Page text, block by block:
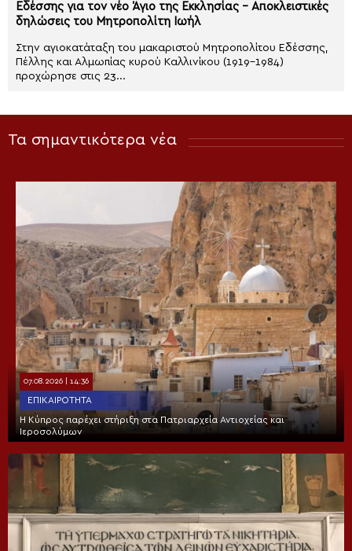
Εδέσσης για τον νέο Άγιο της Εκκλησίας – Αποκλειστικές
δηλώσεις του Μητροπολίτη Ιωήλ
Στην αγιοκατάταξη του μακαριστού Μητροπολίτου Εδέσσης,
Πέλλης και Αλμωπίας κυρού Καλλινίκου (1919-1984)
προχώρησε στις 23...
Τα σημαντικότερα νέα
07.08.2026 | 14:36
ΕΠΙΚΑΙΡΌΤΗΤΑ
Η Κύπρος παρέχει στήριξη στα Πατριαρχεία Αντιοχείας και
Ιεροσολύμων